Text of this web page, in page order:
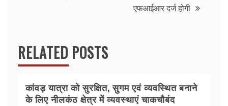
एफआईआर दर्ज होगी
RELATED POSTS
कांवड़ यात्रा को सुरक्षित, सुगम एवं व्यवस्थित बनाने
के लिए नीलकंठ क्षेत्र में व्यवस्थाएं चाकचौबंद